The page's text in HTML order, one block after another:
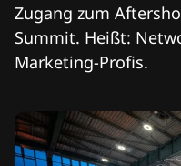
Zugang zum
Summit. Heißt:
Marketing-Profis.